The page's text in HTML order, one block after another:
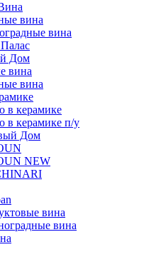
вина
вина
Дом
вина
вина
в керамике
в керамике п/у
Дом
NEW
вина
вина